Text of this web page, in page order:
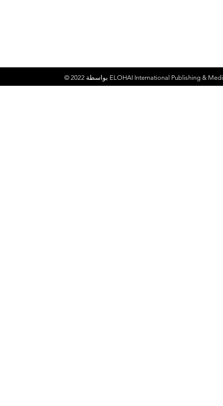
ELOHAI International Publishing &